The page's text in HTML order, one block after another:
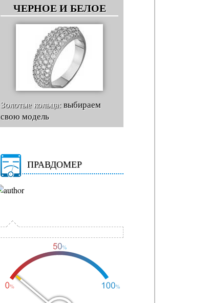
ЧЕРНОЕ И БЕЛОЕ
Золотые кольца:выбираем
свою модель
ПРАВДОМЕР